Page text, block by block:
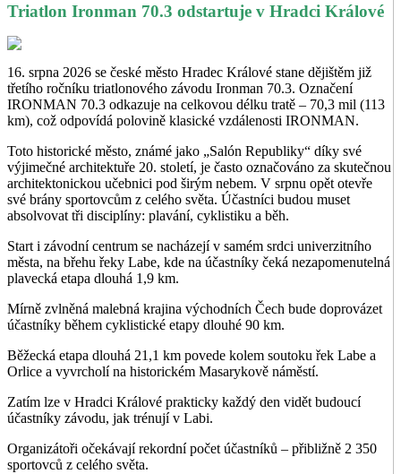
Triatlon Ironman 70.3 odstartuje v Hradci Králové
16. srpna 2026 se české město Hradec Králové stane dějištěm již
třetího ročníku triatlonového závodu Ironman 70.3. Označení
IRONMAN 70.3 odkazuje na celkovou délku tratě – 70,3 mil (113
km), což odpovídá polovině klasické vzdálenosti IRONMAN.
Toto historické město, známé jako „Salón Republiky“ díky své
výjimečné architektuře 20. století, je často označováno za skutečnou
architektonickou učebnici pod širým nebem. V srpnu opět otevře
své brány sportovcům z celého světa. Účastníci budou muset
absolvovat tři disciplíny: plavání, cyklistiku a běh.
Start i závodní centrum se nacházejí v samém srdci univerzitního
města, na břehu řeky Labe, kde na účastníky čeká nezapomenutelná
plavecká etapa dlouhá 1,9 km.
Mírně zvlněná malebná krajina východních Čech bude doprovázet
účastníky během cyklistické etapy dlouhé 90 km.
Běžecká etapa dlouhá 21,1 km povede kolem soutoku řek Labe a
Orlice a vyvrcholí na historickém Masarykově náměstí.
Zatím lze v Hradci Králové prakticky každý den vidět budoucí
účastníky závodu, jak trénují v Labi.
Organizátoři očekávají rekordní počet účastníků – přibližně 2 350
sportovců z celého světa.